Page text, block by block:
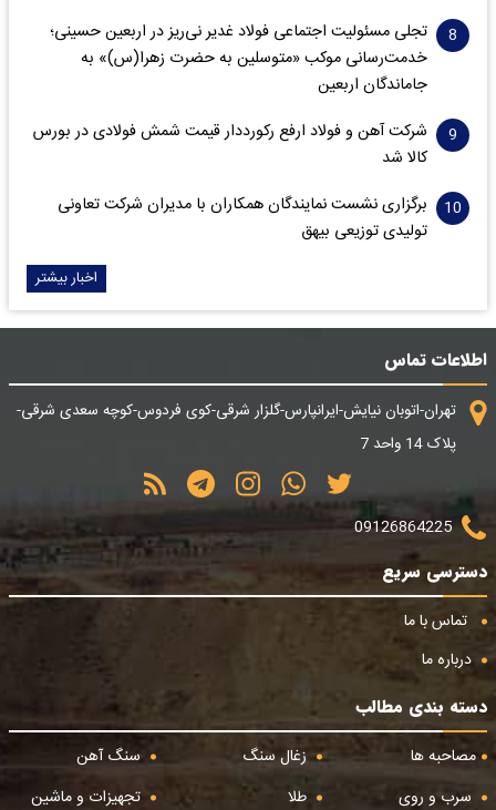
تجلی مسئولیت اجتماعی فولاد غدیر نی‌ریز در اربعین حسینی؛
خدمت‌رسانی موکب «متوسلین به حضرت زهرا(س)» به
جاماندگان اربعین
شرکت آهن و فولاد ارفع رکورددار قیمت شمش فولادی در بورس
کالا شد
برگزاری نشست نمایندگان همکاران با مدیران شرکت تعاونی
تولیدی توزیعی بیهق
اخبار بیشتر
اطلاعات تماس
تهران-اتوبان نیایش-ایرانپارس-گلزار شرقی-کوی فردوس-کوچه سعدی شرقی-
پلاک 14 واحد 7
09126864225
دسترسی سریع
تماس با ما
درباره ما
دسته بندی مطالب
مصاحبه ها
زغال سنگ
سنگ آهن
سرب و روی
طلا تجهیزات و ماشین